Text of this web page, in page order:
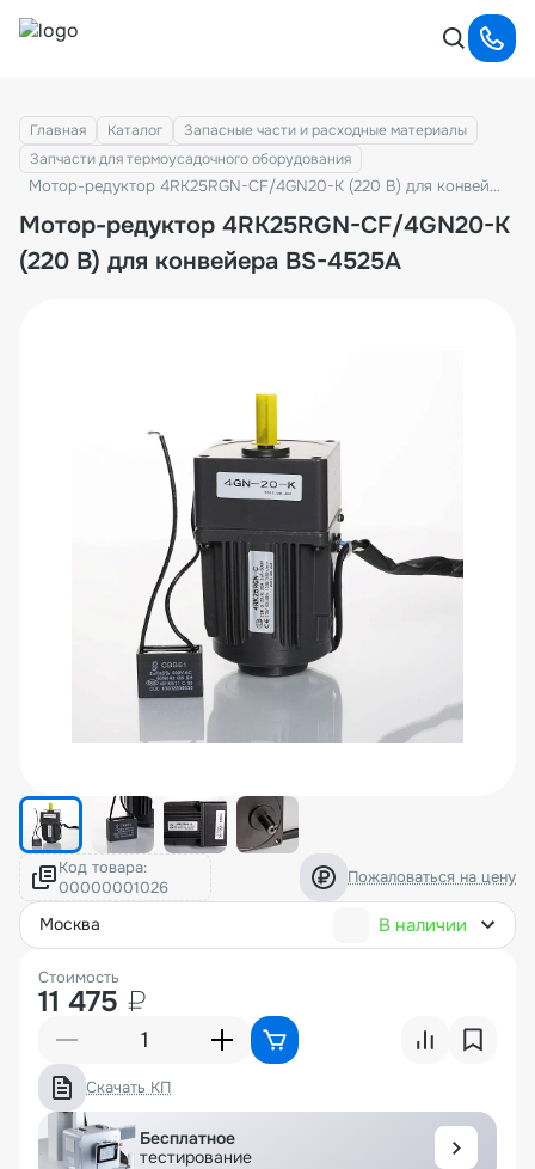
Главная Каталог
Запасные части и расходные материалы
Запчасти для термоусадочного оборудования
Мотор-редуктор 4RK25RGN-CF/4GN20-K (220 В) для конвейера BS-4525A
Мотор-редуктор 4RK25RGN-CF/4GN20-K
(220 В) для конвейера BS-4525A
Код товара: Пожаловаться на цену
москва В наличии
Стоимость
11 475 ₽
Скачать КП
Бесплатное
тестирование